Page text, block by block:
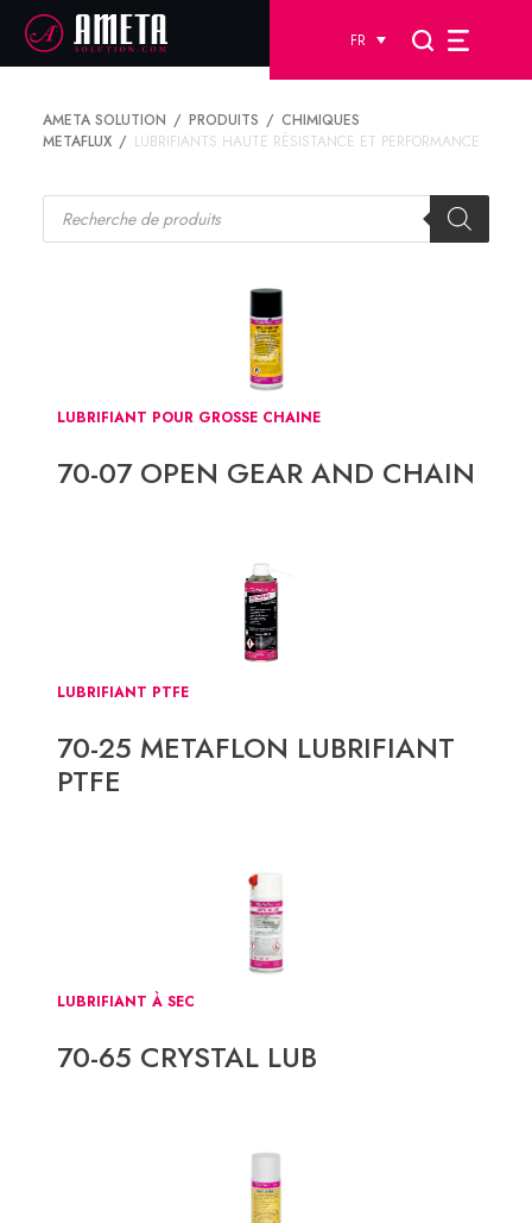
FR
AMETA SOLUTION PRODUITS
CHIMIQUES
METAFLUX
LUBRIFIANTS HAUTE RÉSISTANCE ET PERFORMANCE
Recherche
produits
LUBRIFIANT POUR GROSSE CHAINE
70-07 OPEN GEAR AND CHAIN
LUBRIFIANT PTFE
70-25 METAFLON LUBRIFIANT
PTFE
LUBRIFIANT À SEC
70-65 CRYSTAL LUB